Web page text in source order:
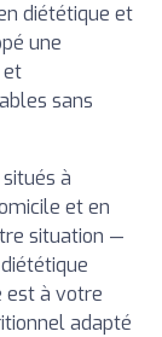
diététique et
une
et
sans
à
et en
situation —
est à votre
adapté